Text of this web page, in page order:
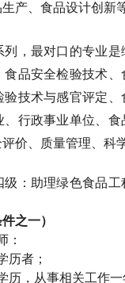
产、食品设计创新
，最对口的专业
品安全检验技术
技术与感官评定
、行政事业单位、
价、质量管理、科
级：助理绿色食品工
之一）
：
历者；
历，从事相关工作一